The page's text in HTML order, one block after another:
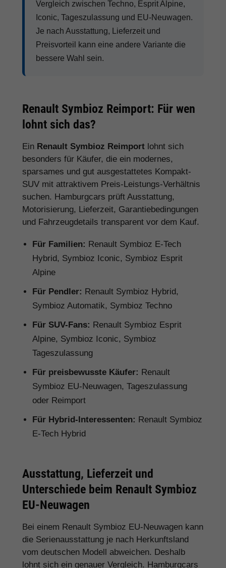
Vergleich zwischen Techno, Esprit Alpine,
Iconic, Tageszulassung und EU-Neuwagen.
Je nach Ausstattung, Lieferzeit und
Preisvorteil kann eine andere Variante die
bessere Wahl sein.
Renault Symbioz Reimport: Für wen
lohnt sich das?
Ein Renault Symbioz Reimport lohnt sich
besonders für Käufer, die ein modernes,
sparsames und gut ausgestattetes Kompakt-
SUV mit attraktivem Preis-Leistungs-Verhältnis
suchen. Hamburgcars prüft Ausstattung,
Motorisierung, Lieferzeit, Garantiebedingungen
und Fahrzeugdetails transparent vor dem Kauf.
Für Familien: Renault Symbioz E-Tech
Hybrid, Symbioz Iconic, Symbioz Esprit
Alpine
Für Pendler: Renault Symbioz Hybrid,
Symbioz Automatik, Symbioz Techno
Für SUV-Fans: Renault Symbioz Esprit
Alpine, Symbioz Iconic, Symbioz
Tageszulassung
Für preisbewusste Käufer: Renault
Symbioz EU-Neuwagen, Tageszulassung
oder Reimport
Für Hybrid-Interessenten: Renault Symbioz
E-Tech Hybrid
Ausstattung, Lieferzeit und
Unterschiede beim Renault Symbioz
EU-Neuwagen
Bei einem Renault Symbioz EU-Neuwagen kann
die Serienausstattung je nach Herkunftsland
vom deutschen Modell abweichen. Deshalb
lohnt sich ein genauer Vergleich. Hamburgcars